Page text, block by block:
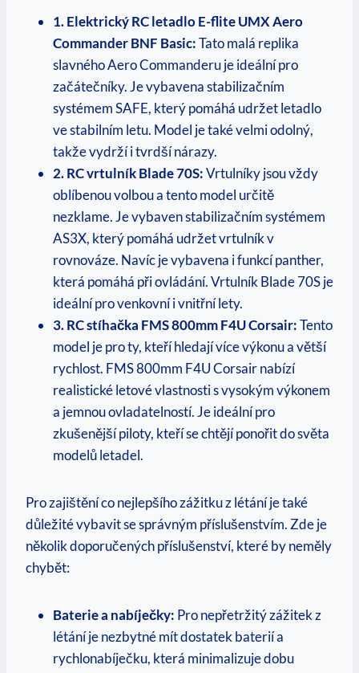
1. Elektrický RC letadlo E-flite UMX Aero
Commander BNF Basic:Tato malá replika
slavného Aero Commanderu je ideální pro
začátečníky. Je vybavena stabilizačním
systémem SAFE, který pomáhá udržet letadlo
ve stabilním letu. Model je také velmi odolný,
takže vydrží i tvrdší nárazy.
2. RC vrtulník Blade 70S:Vrtulníky jsou vždy
oblíbenou volbou a tento model určitě
nezklame. Je vybaven stabilizačním systémem
AS3X, který pomáhá udržet vrtulník v
rovnováze. Navíc je vybavena i funkcí panther,
která pomáhá při ovládání. Vrtulník Blade 70S je
ideální pro venkovní i vnitřní lety.
3. RC stíhačka FMS 800mm F4U Corsair:Tento
model je pro ty, kteří hledají více výkonu a větší
rychlost. FMS 800mm F4U Corsair nabízí
realistické letové vlastnosti s vysokým výkonem
a jemnou ovladatelností. Je ideální pro
zkušenější piloty, kteří se chtějí ponořit do světa
modelů letadel.
Pro zajištění co nejlepšího zážitku z létání je také
důležité vybavit se správným příslušenstvím. Zde je
několik doporučených příslušenství, které by neměly
chybět:
Baterie a nabíječky: Pro nepřetržitý zážitek z
létání je nezbytné mít dostatek baterií a
rychlonabíječku, která minimalizuje dobu